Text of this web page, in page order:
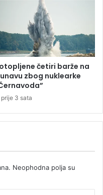
četiri barže na
zbog nuklearke
prije 3 sata
Neophodna polja su